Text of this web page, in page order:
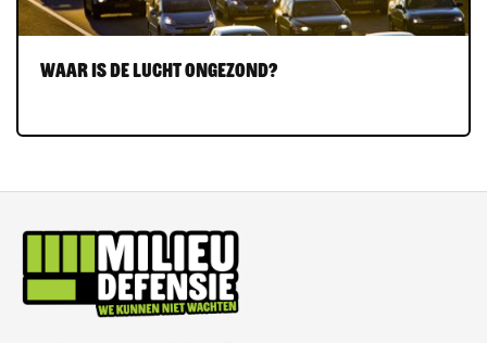
Waar is de lucht ongezond?